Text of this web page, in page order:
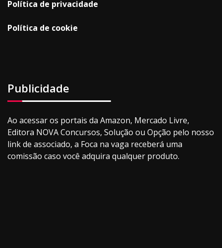
Política de privacidade
Política de cookie
Publicidade
Ao acessar os portais da Amazon, Mercado Livre,
Editora NOVA Concursos, Solução ou Opção pelo nosso
link de associado, a Foca na vaga receberá uma
comissão caso você adquira qualquer produto.